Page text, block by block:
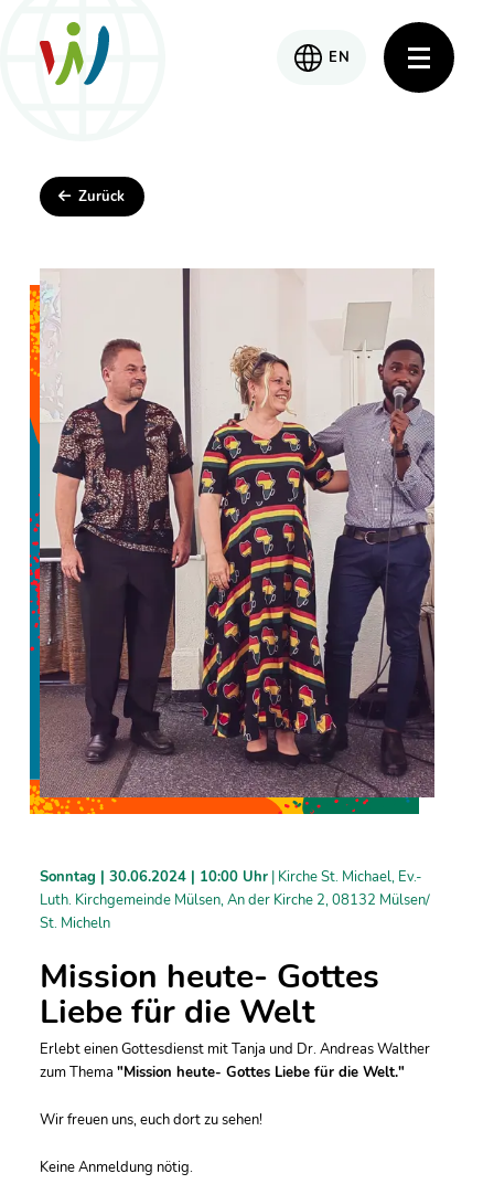
EN
Zurück
Sonntag | 30.06.2024 | 10:00 Uhr | Kirche St. Michael, Ev.-
Luth. Kirchgemeinde Mülsen, An der Kirche 2, 08132 Mülsen/
St. Micheln
Mission heute- Gottes
Liebe für die Welt
Erlebt einen Gottesdienst mit Tanja und Dr. Andreas Walther
zum Thema "Mission heute- Gottes Liebe für die Welt."
Wir freuen uns, euch dort zu sehen!
Keine Anmeldung nötig.